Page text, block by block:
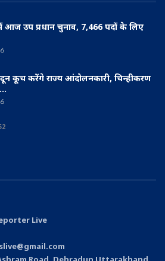
आज उप प्रधान चुनाव, 7,466 पदों के लिए
कूच करेंगे राज्य आंदोलनकारी, चिन्हीकरण
Live